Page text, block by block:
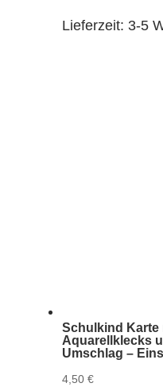
Lieferzeit: 3-5
Schulkind Karte
Aquarellklecks
Umschlag –
4,50 €